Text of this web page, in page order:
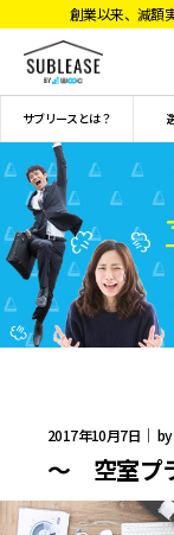
創業以来、減額
サブリースとは？
2017年10月7日｜
～ 空室プ